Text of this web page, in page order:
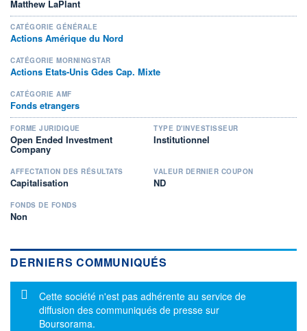
Matthew LaPlant
CATÉGORIE GÉNÉRALE
Actions Amérique du Nord
CATÉGORIE MORNINGSTAR
Actions Etats-Unis Gdes Cap. Mixte
CATÉGORIE AMF
Fonds etrangers
FORME JURIDIQUE
Open Ended Investment
Company
TYPE D'INVESTISSEUR
Institutionnel
AFFECTATION DES RÉSULTATS
Capitalisation
VALEUR DERNIER COUPON
ND
FONDS DE FONDS
Non
DERNIERS COMMUNIQUÉS
Message d'information
Cette société n'est pas adhérente au service de
diffusion des communiqués de presse sur
Boursorama.